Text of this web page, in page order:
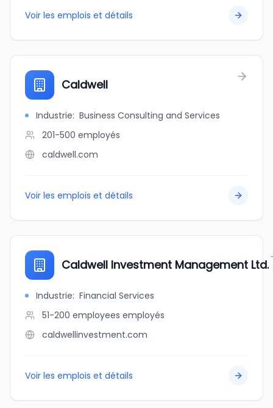
Voir les emplois et détails
Caldwell
Industrie: Business Consulting and Services
201-500 employés
caldwell.com
Voir les emplois et détails
Caldwell Investment Management Ltd.
Industrie: Financial Services
51-200 employees employés
caldwellinvestment.com
Voir les emplois et détails